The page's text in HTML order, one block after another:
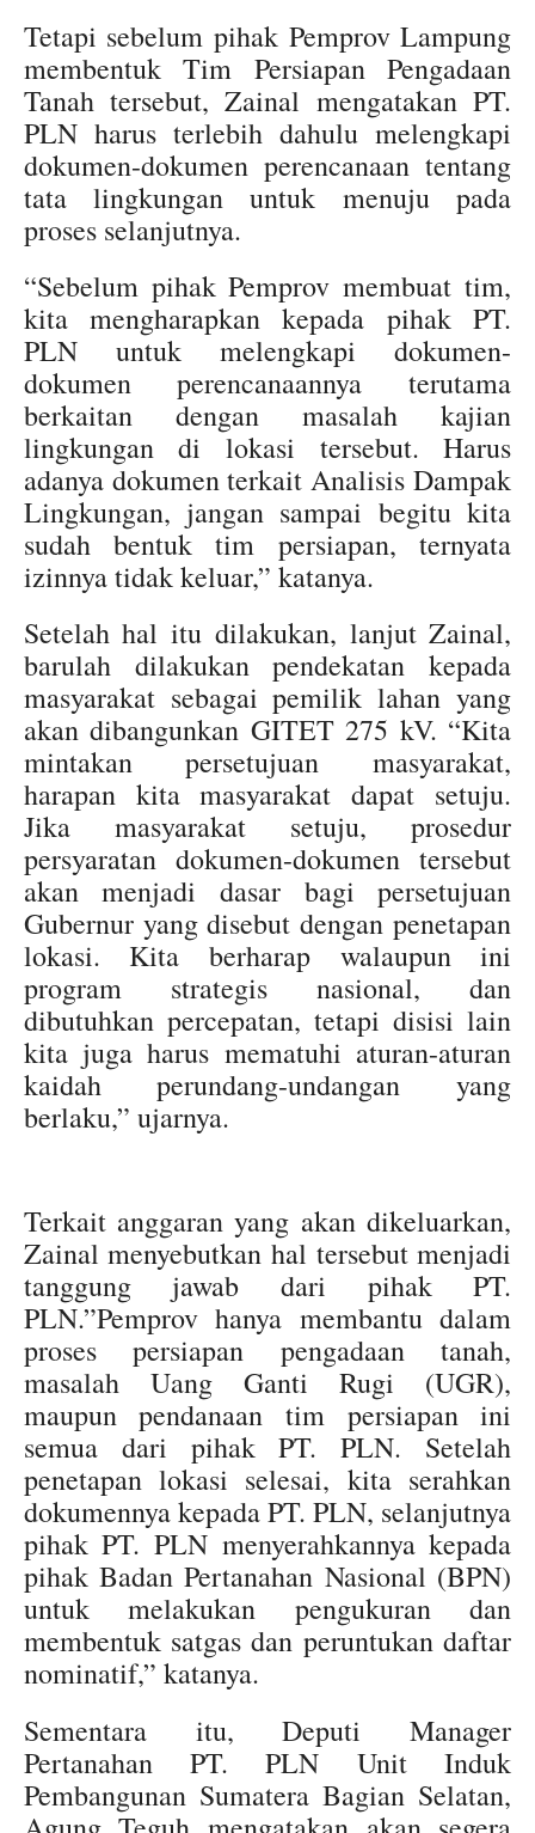
Tetapi sebelum pihak Pemprov Lampung
membentuk Tim Persiapan Pengadaan
Tanah tersebut, Zainal mengatakan PT.
PLN harus terlebih dahulu melengkapi
dokumen-dokumen perencanaan tentang
tata lingkungan untuk menuju pada
proses selanjutnya.
“Sebelum pihak Pemprov membuat tim,
kita mengharapkan kepada pihak PT.
PLN untuk melengkapi dokumen-
dokumen perencanaannya terutama
berkaitan dengan masalah kajian
lingkungan di lokasi tersebut. Harus
adanya dokumen terkait Analisis Dampak
Lingkungan, jangan sampai begitu kita
sudah bentuk tim persiapan, ternyata
izinnya tidak keluar,” katanya.
Setelah hal itu dilakukan, lanjut Zainal,
barulah dilakukan pendekatan kepada
masyarakat sebagai pemilik lahan yang
akan dibangunkan GITET 275 kV. “Kita
mintakan persetujuan masyarakat,
harapan kita masyarakat dapat setuju.
Jika masyarakat setuju, prosedur
persyaratan dokumen-dokumen tersebut
akan menjadi dasar bagi persetujuan
Gubernur yang disebut dengan penetapan
lokasi. Kita berharap walaupun ini
program strategis nasional, dan
dibutuhkan percepatan, tetapi disisi lain
kita juga harus mematuhi aturan-aturan
kaidah perundang-undangan yang
berlaku,” ujarnya.
Terkait anggaran yang akan dikeluarkan,
Zainal menyebutkan hal tersebut menjadi
tanggung jawab dari pihak PT.
PLN.”Pemprov hanya membantu dalam
proses persiapan pengadaan tanah,
masalah Uang Ganti Rugi (UGR),
maupun pendanaan tim persiapan ini
semua dari pihak PT. PLN. Setelah
penetapan lokasi selesai, kita serahkan
dokumennya kepada PT. PLN, selanjutnya
pihak PT. PLN menyerahkannya kepada
pihak Badan Pertanahan Nasional (BPN)
untuk melakukan pengukuran dan
membentuk satgas dan peruntukan daftar
nominatif,” katanya.
Sementara itu, Deputi Manager
Pertanahan PT. PLN Unit Induk
Pembangunan Sumatera Bagian Selatan,